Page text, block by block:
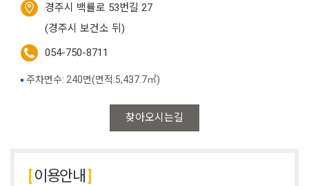
경주시 백률로 53번길 27
(경주시 보건소 뒤)
054-750-8711
찾아오시는길
주차면수: 240면(면적:5,437.7㎡)
이용안내